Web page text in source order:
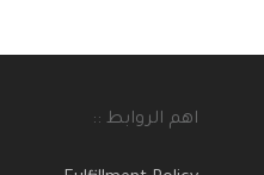
اهم الروابط ::